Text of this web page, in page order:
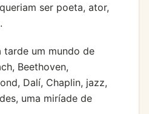
ser poeta, ator,
tarde um mundo de
Beethoven,
Dalí, Chaplin, jazz,
uma miríade de